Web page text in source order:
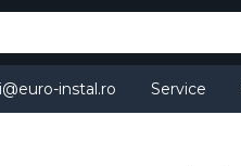
instal.ro Service